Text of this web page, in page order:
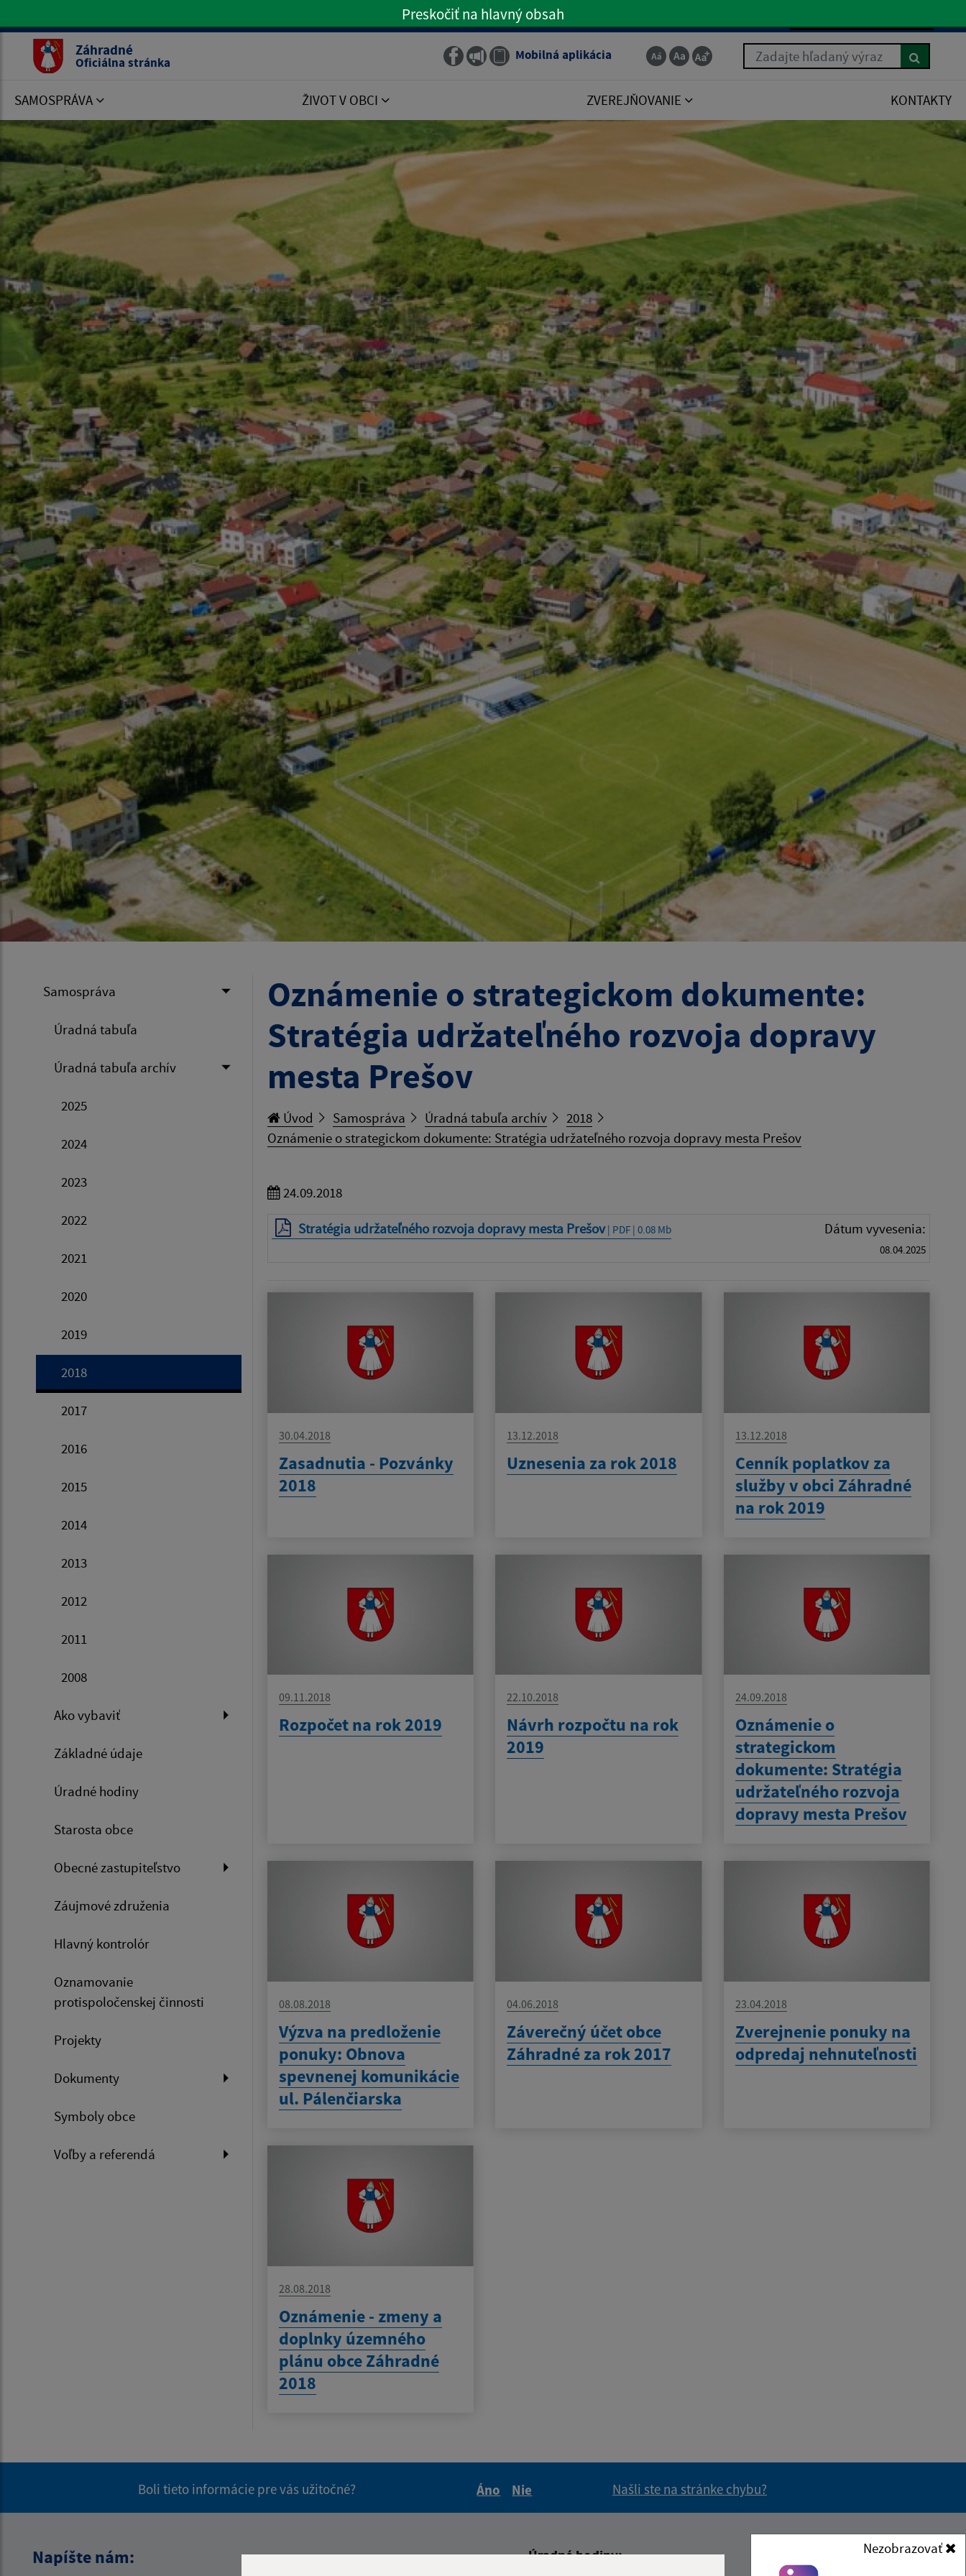
Nezobrazovať
Preskočiť na hlavné menu
Preskočiť na hlavný obsah
Záhradné
Oficiálna stránka Obecný rozhlas
Mobilná aplikácia Zadajte hľadaný výraz
SAMOSPRÁVA ŽIVOT V OBCI ZVEREJŇOVANIE KONTAKTY
Samospráva
Úradná tabuľa
Úradná tabuľa archív
2025
2024
2023
2022
2021
2020
2019
2018
2017
2016
2015
2014
2013
2012
2011
2008
Ako vybaviť
Základné údaje
Úradné hodiny
Starosta obce
Obecné zastupiteľstvo
Záujmové združenia
Hlavný kontrolór
Oznamovanie
protispoločenskej činnosti
Projekty
Dokumenty
Symboly obce
Voľby a referendá
Oznámenie o strategickom dokumente:
Stratégia udržateľného rozvoja dopravy
mesta Prešov
Úvod Samospráva Úradná tabuľa archív
2018
Oznámenie o strategickom dokumente: Stratégia udržateľného rozvoja dopravy mesta Prešov
24.09.2018
Stratégia udržateľného rozvoja dopravy mesta Prešov| PDF | 0.08 Mb Dátum vyvesenia:
08.04.2025
30.04.2018
Zasadnutia - Pozvánky
2018
13.12.2018
Uznesenia za rok 2018
13.12.2018
Cenník poplatkov za
služby v obci Záhradné
na rok 2019
09.11.2018
Rozpočet na rok 2019
22.10.2018
Návrh rozpočtu na rok
2019
24.09.2018
Oznámenie o
strategickom
dokumente: Stratégia
udržateľného rozvoja
dopravy mesta Prešov
08.08.2018
Výzva na predloženie
ponuky: Obnova
spevnenej komunikácie
ul. Pálenčiarska
04.06.2018
Záverečný účet obce
Záhradné za rok 2017
23.04.2018
Zverejnenie ponuky na
odpredaj nehnuteľnosti
28.08.2018
Oznámenie - zmeny a
doplnky územného
plánu obce Záhradné
2018
Boli tieto informácie pre vás užitočné?
Áno
Nie
Našli ste na stránke chybu?
Napíšte nám: Úradné hodiny: